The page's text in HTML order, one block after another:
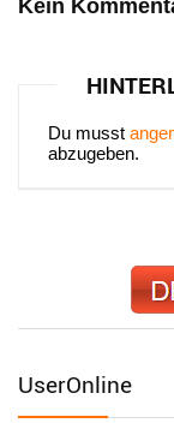
Kein
Du musst
abzugeben.
UserOnline